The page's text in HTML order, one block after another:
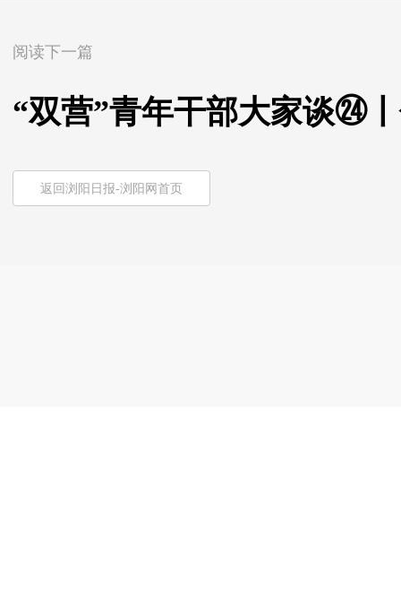
阅读下一篇
“双营”青年干部大家谈㉔
返回浏阳日报-浏阳网首页